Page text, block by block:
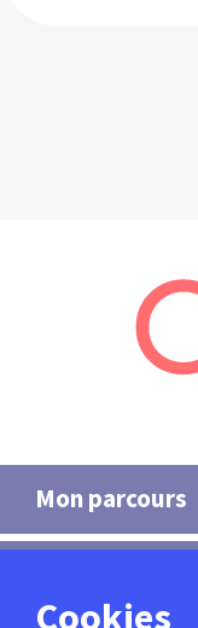
Mon parcours
Cookies